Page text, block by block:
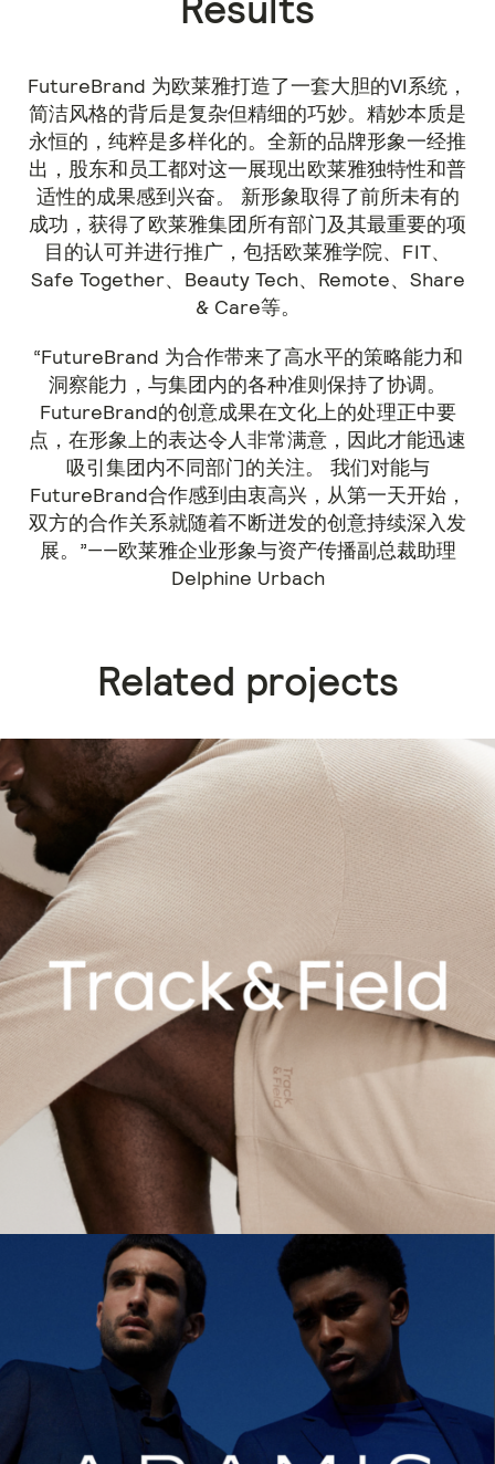
FutureBrand 为欧莱雅打造了一套大胆的VI系统，
简洁风格的背后是复杂但精细的巧妙。精妙本质是
永恒的，纯粹是多样化的。全新的品牌形象一经推
出，股东和员工都对这一展现出欧莱雅独特性和普
适性的成果感到兴奋。 新形象取得了前所未有的
成功，获得了欧莱雅集团所有部门及其最重要的项
目的认可并进行推广，包括欧莱雅学院、FIT、
Safe Together、Beauty Tech、Remote、Share
& Care等。
“FutureBrand 为合作带来了高水平的策略能力和
洞察能力，与集团内的各种准则保持了协调。
FutureBrand的创意成果在文化上的处理正中要
点，在形象上的表达令人非常满意，因此才能迅速
吸引集团内不同部门的关注。 我们对能与
FutureBrand合作感到由衷高兴，从第一天开始，
双方的合作关系就随着不断迸发的创意持续深入发
展。”——欧莱雅企业形象与资产传播副总裁助理
Delphine Urbach
Related projects